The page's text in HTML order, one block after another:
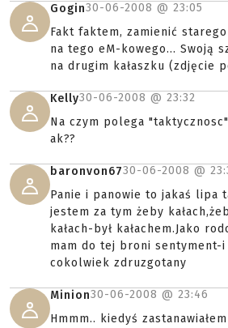
Gogin30-06-2008 @ 23:05
Fakt faktem, zamienić starego
na tego eM-kowego... Swoją
na drugim kałaszku (zdjęcie
Kelly30-06-2008 @ 23:32
Na czym polega
ak??
baronvon6730-06-2008 @
Panie i panowie to jakaś lipa
jestem za tym żeby
kałach-był kałachem.Jako
mam do tej broni sentyment-i
cokolwiek zdruzgotany
Minion30-06-2008 @ 23:46
Hmmm.. kiedyś